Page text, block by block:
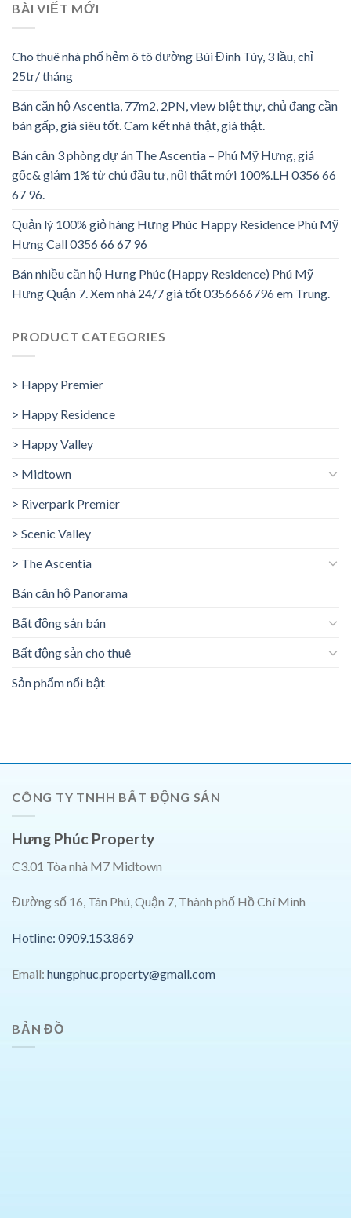
BÀI VIẾT MỚI
Cho thuê nhà phố hẻm ô tô đường Bùi Đình Túy, 3 lầu, chỉ
25tr/ tháng
Bán căn hộ Ascentia, 77m2, 2PN, view biệt thự, chủ đang cần
bán gấp, giá siêu tốt. Cam kết nhà thật, giá thật.
Bán căn 3 phòng dự án The Ascentia – Phú Mỹ Hưng, giá
gốc& giảm 1% từ chủ đầu tư, nội thất mới 100%.LH 0356 66
67 96.
Quản lý 100% giỏ hàng Hưng Phúc Happy Residence Phú Mỹ
Hưng Call 0356 66 67 96
Bán nhiều căn hộ Hưng Phúc (Happy Residence) Phú Mỹ
Hưng Quận 7. Xem nhà 24/7 giá tốt 0356666796 em Trung.
PRODUCT CATEGORIES
> Happy Premier
> Happy Residence
> Happy Valley
> Midtown
> Riverpark Premier
> Scenic Valley
> The Ascentia
Bán căn hộ Panorama
Bất động sản bán
Bất động sản cho thuê
Sản phẩm nổi bật
CÔNG TY TNHH BẤT ĐỘNG SẢN
Hưng Phúc Property
C3.01 Tòa nhà M7 Midtown
Đường số 16, Tân Phú, Quận 7, Thành phố Hồ Chí Minh
Hotline: 0909.153.869
Email: hungphuc.property@gmail.com
BẢN ĐỒ